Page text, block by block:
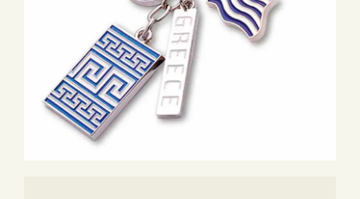
ABOUT US
COMMUNICATION